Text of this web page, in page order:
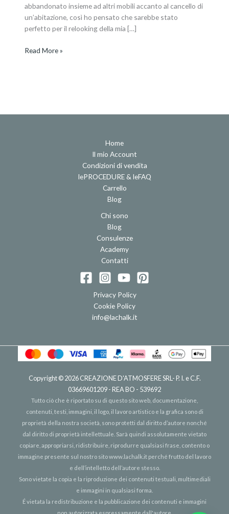
abbandonato insieme ad altri mobili accanto al cancello di
un’abitazione, così ho pensato che sarebbe stato
perfetto per il relooking della mia […]
Read More »
Home
Il mio Account
Condizioni di vendita
lePROCEDURE & leFAQ
Carrello
Blog
Chi sono
Blog
Consulenze
Academy
Contatti
Privacy Policy
Cookie Policy
info@lachalk.it
Copyright © 2026CREAZIONE D'ATMOSFERE SRL- P. I. e C.F.
03669601209 - REA BO - 539692
Tutto ciò che è riportato su di questo sito web, documentazione,
contenuti, testi, immagini, il logo, il lavoro artistico e la grafica sono di
proprietà della nostra società, sono protetti dal diritto d’autore nonché
dal diritto di proprietà intellettuale. Sarà quindi assolutamente vietato
copiare, appropriarsi, ridistribuire, riprodurre qualsiasi frase, contento o
immagine presente sul nostro sitowww.lachalk.it perché frutto del lavoro
e dell’intelletto dell’autore stesso.
Sono vietate la copia e la riproduzione dei contenuti testuali, multimediali
e immagini in qualsiasi forma.
É vietata la redistribuzione e la pubblicazione dei contenuti e immagini